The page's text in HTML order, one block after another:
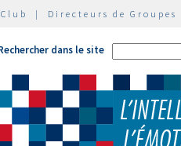
| Directeurs de Groupes
dans le site